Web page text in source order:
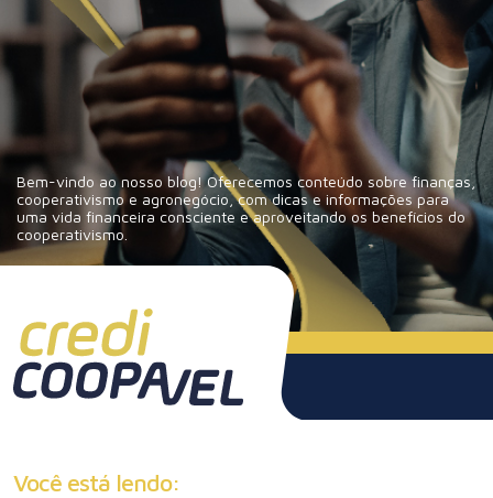
Bem-vindo ao nosso blog! Oferecemos conteúdo sobre finanças,
cooperativismo e agronegócio, com dicas e informações para
uma vida financeira consciente e aproveitando os benefícios do
cooperativismo.
Você está lendo: